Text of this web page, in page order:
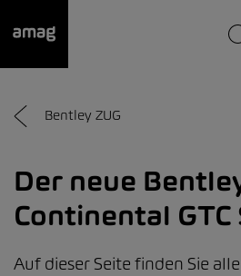
wurde als Ihre Garage
Bentley ZUG
Der neue
Continental GTC
Auf dieser Seite finden Sie